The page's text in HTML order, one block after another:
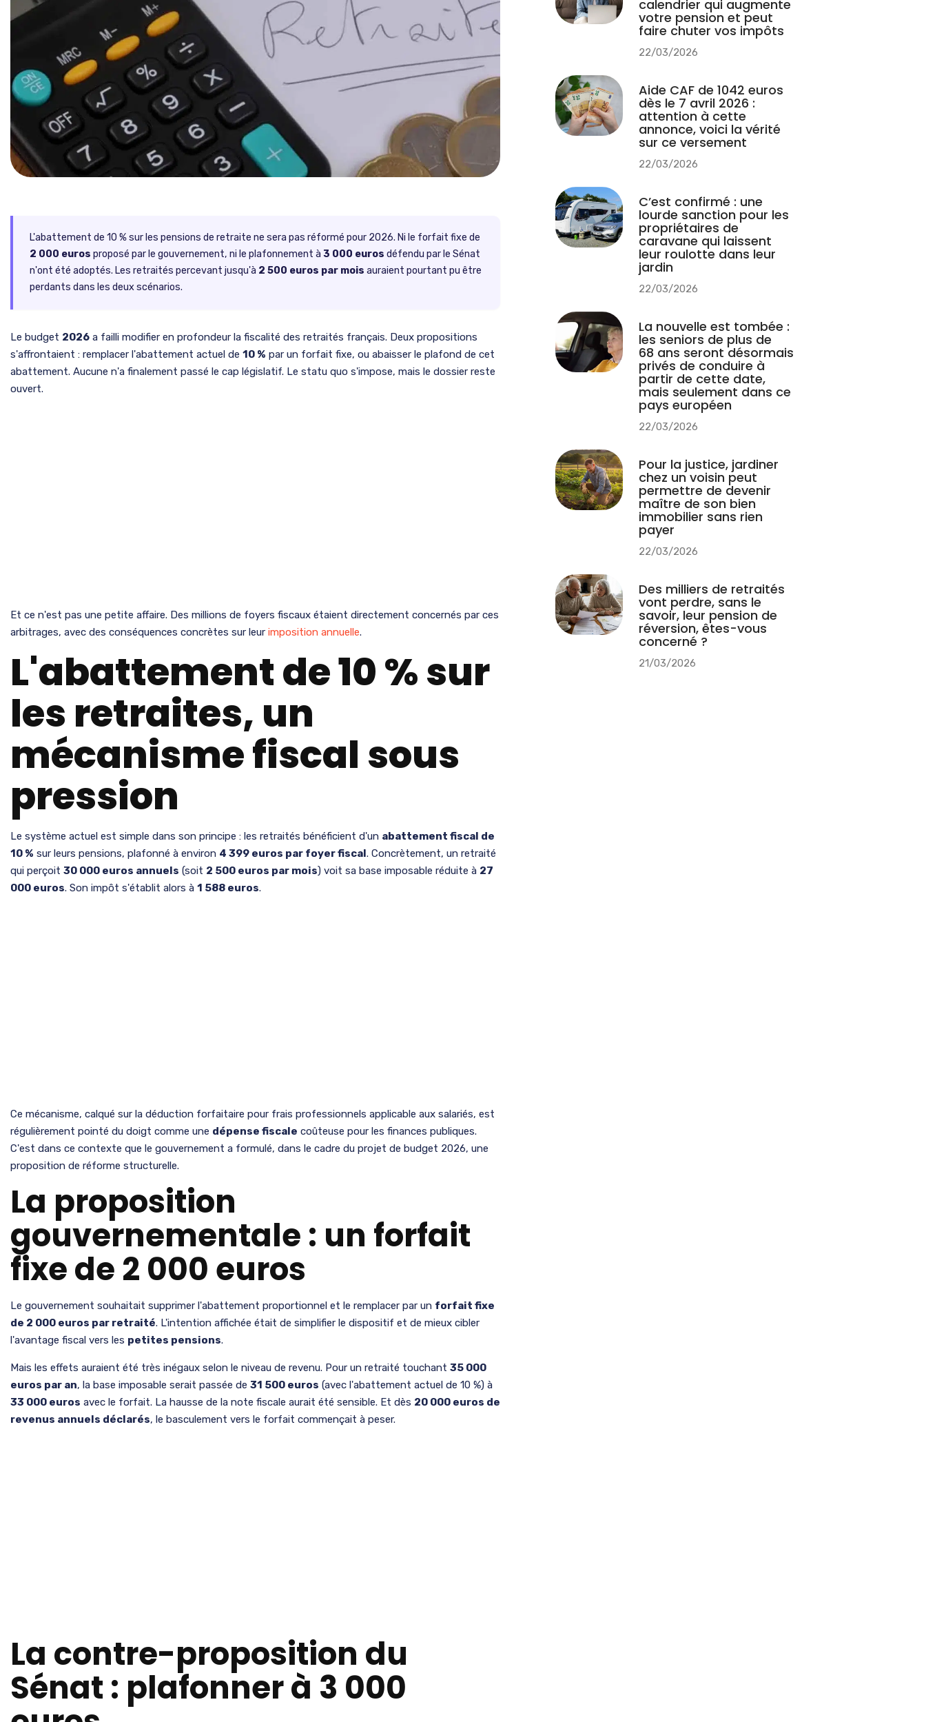
L'abattement de 10 % sur les pensions de retraite ne sera pas réformé pour 2026. Ni le forfait fixe de
2 000 euros proposé par le gouvernement, ni le plafonnement à 3 000 euros défendu par le Sénat
n'ont été adoptés. Les retraités percevant jusqu'à 2 500 euros par mois auraient pourtant pu être
perdants dans les deux scénarios.
Le budget 2026 a failli modifier en profondeur la fiscalité des retraités français. Deux propositions
s'affrontaient : remplacer l'abattement actuel de 10 % par un forfait fixe, ou abaisser le plafond de cet
abattement. Aucune n'a finalement passé le cap législatif. Le statu quo s'impose, mais le dossier reste
ouvert.
Et ce n'est pas une petite affaire. Des millions de foyers fiscaux étaient directement concernés par ces
arbitrages, avec des conséquences concrètes sur leur imposition annuelle.
L'abattement de 10 % sur
les retraites, un
mécanisme fiscal sous
pression
Le système actuel est simple dans son principe : les retraités bénéficient d'un abattement fiscal de
10 % sur leurs pensions, plafonné à environ 4 399 euros par foyer fiscal. Concrètement, un retraité
qui perçoit 30 000 euros annuels (soit 2 500 euros par mois) voit sa base imposable réduite à 27
000 euros. Son impôt s'établit alors à 1 588 euros.
Ce mécanisme, calqué sur la déduction forfaitaire pour frais professionnels applicable aux salariés, est
régulièrement pointé du doigt comme une dépense fiscale coûteuse pour les finances publiques.
C'est dans ce contexte que le gouvernement a formulé, dans le cadre du projet de budget 2026, une
proposition de réforme structurelle.
La proposition
gouvernementale : un forfait
fixe de 2 000 euros
Le gouvernement souhaitait supprimer l'abattement proportionnel et le remplacer par un forfait fixe
de 2 000 euros par retraité. L'intention affichée était de simplifier le dispositif et de mieux cibler
l'avantage fiscal vers les petites pensions.
Mais les effets auraient été très inégaux selon le niveau de revenu. Pour un retraité touchant 35 000
euros par an, la base imposable serait passée de 31 500 euros (avec l'abattement actuel de 10 %) à
33 000 euros avec le forfait. La hausse de la note fiscale aurait été sensible. Et dès 20 000 euros de
revenus annuels déclarés, le basculement vers le forfait commençait à peser.
La contre-proposition du
Sénat : plafonner à 3 000
calendrier qui augmente
votre pension et peut
faire chuter vos impôts
22/03/2026
Aide CAF de 1042 euros
dès le 7 avril 2026 :
attention à cette
annonce, voici la vérité
sur ce versement
22/03/2026
C’est confirmé : une
lourde sanction pour les
propriétaires de
caravane qui laissent
leur roulotte dans leur
jardin
22/03/2026
La nouvelle est tombée :
les seniors de plus de
68 ans seront désormais
privés de conduire à
partir de cette date,
mais seulement dans ce
pays européen
22/03/2026
Pour la justice, jardiner
chez un voisin peut
permettre de devenir
maître de son bien
immobilier sans rien
payer
22/03/2026
Des milliers de retraités
vont perdre, sans le
savoir, leur pension de
réversion, êtes-vous
concerné ?
21/03/2026